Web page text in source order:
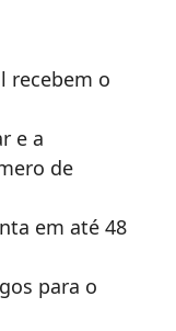
recebem o
e a
de
em até 48
para o